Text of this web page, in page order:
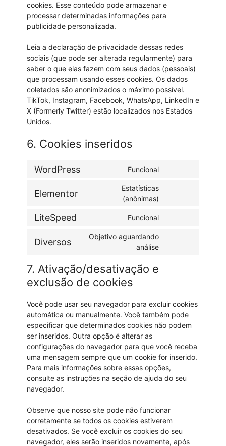
cookies. Esse conteúdo pode armazenar e
processar determinadas informações para
publicidade personalizada.
Leia a declaração de privacidade dessas redes
sociais (que pode ser alterada regularmente) para
saber o que elas fazem com seus dados (pessoais)
que processam usando esses cookies. Os dados
coletados são anonimizados o máximo possível.
TikTok, Instagram, Facebook, WhatsApp, LinkedIn e
X (Formerly Twitter) estão localizados nos Estados
Unidos.
6. Cookies inseridos
WordPress Funcional
Elementor
Estatísticas
(anônimas)
LiteSpeed Funcional
Diversos
Objetivo aguardando
análise
7. Ativação/desativação e
exclusão de cookies
Você pode usar seu navegador para excluir cookies
automática ou manualmente. Você também pode
especificar que determinados cookies não podem
ser inseridos. Outra opção é alterar as
configurações do navegador para que você receba
uma mensagem sempre que um cookie for inserido.
Para mais informações sobre essas opções,
consulte as instruções na seção de ajuda do seu
navegador.
Observe que nosso site pode não funcionar
corretamente se todos os cookies estiverem
desativados. Se você excluir os cookies do seu
navegador, eles serão inseridos novamente, após